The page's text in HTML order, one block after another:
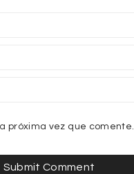
próxima vez que comente.